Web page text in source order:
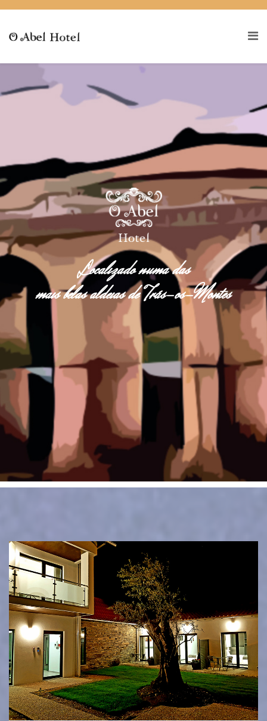
Localizado numa das
mais belas aldeias de Trás-os-Montes